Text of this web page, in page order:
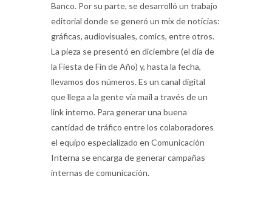
Banco. Por su parte, se desarrolló un trabajo
editorial donde se generó un mix de noticias:
gráficas, audiovisuales, comics, entre otros.
La pieza se presentó en diciembre (el día de
la Fiesta de Fin de Año) y, hasta la fecha,
llevamos dos números. Es un canal digital
que llega a la gente vía mail a través de un
link interno. Para generar una buena
cantidad de tráfico entre los colaboradores
el equipo especializado en Comunicación
Interna se encarga de generar campañas
internas de comunicación.